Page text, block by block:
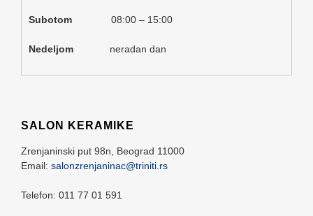
Subotom 08:00 – 15:00
Nedeljom neradan dan
SALON KERAMIKE
Zrenjaninski put 98n, Beograd 11000
Email: salonzrenjaninac@triniti.rs
Telefon: 011 77 01 591